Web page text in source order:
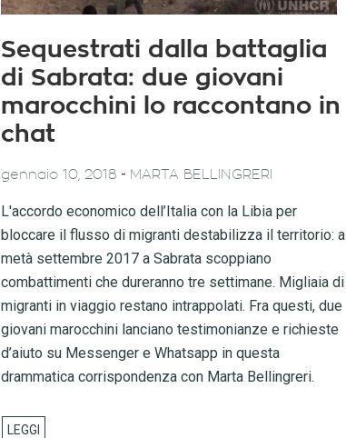
Sequestrati dalla battaglia
di Sabrata: due giovani
marocchini lo raccontano in
chat
gennaio 10, 2018 - MARTA BELLINGRERI
L'accordo economico dell’Italia con la Libia per
bloccare il flusso di migranti destabilizza il territorio: a
metà settembre 2017 a Sabrata scoppiano
combattimenti che dureranno tre settimane. Migliaia di
migranti in viaggio restano intrappolati. Fra questi, due
giovani marocchini lanciano testimonianze e richieste
d’aiuto su Messenger e Whatsapp in questa
drammatica corrispondenza con Marta Bellingreri.